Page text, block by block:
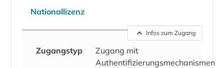
Nationallizenz
Infos zum Zugang
Zugangstyp
Zugang mit
Authentifizierungsmechanismen